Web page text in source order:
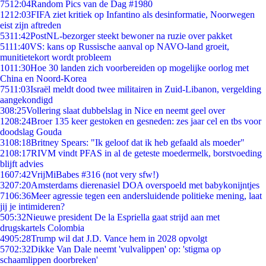
7512:04Random Pics van de Dag #1980
1212:03FIFA ziet kritiek op Infantino als desinformatie, Noorwegen
eist zijn aftreden
5311:42PostNL-bezorger steekt bewoner na ruzie over pakket
5111:40VS: kans op Russische aanval op NAVO-land groeit,
munitietekort wordt probleem
1011:30Hoe 30 landen zich voorbereiden op mogelijke oorlog met
China en Noord-Korea
7511:03Israël meldt dood twee militairen in Zuid-Libanon, vergelding
aangekondigd
308:25Vollering slaat dubbelslag in Nice en neemt geel over
1208:24Broer 135 keer gestoken en gesneden: zes jaar cel en tbs voor
doodslag Gouda
3108:18Britney Spears: "Ik geloof dat ik heb gefaald als moeder"
2108:17RIVM vindt PFAS in al de geteste moedermelk, borstvoeding
blijft advies
1607:42VrijMiBabes #316 (not very sfw!)
3207:20Amsterdams dierenasiel DOA overspoeld met babykonijntjes
7106:36Meer agressie tegen een andersluidende politieke mening, laat
jij je intimideren?
505:32Nieuwe president De la Espriella gaat strijd aan met
drugskartels Colombia
4905:28Trump wil dat J.D. Vance hem in 2028 opvolgt
5702:32Dikke Van Dale neemt 'vulvalippen' op: 'stigma op
schaamlippen doorbreken'